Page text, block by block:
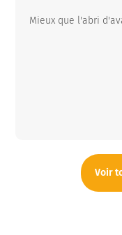
Mieux que l'abri
Voir